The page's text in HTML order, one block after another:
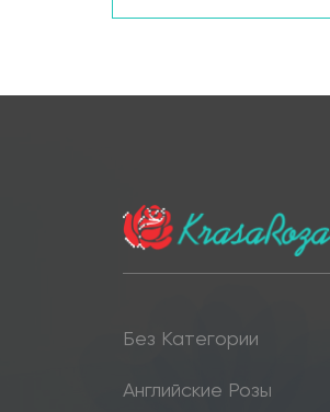
Без Категории
Английские Розы